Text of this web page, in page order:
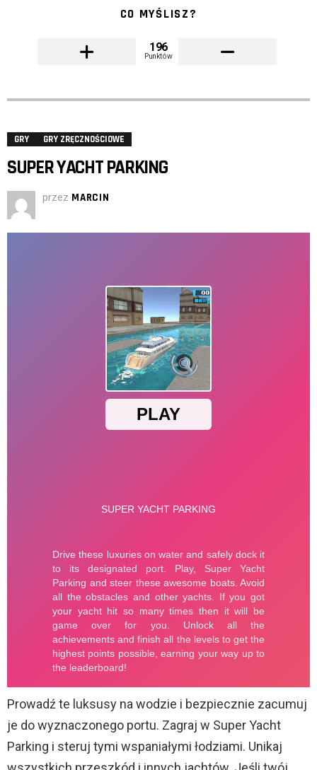
CO MYŚLISZ?
196
Punktów
GRY GRY ZRĘCZNOŚCIOWE
SUPER YACHT PARKING
przez MARCIN
Prowadź te luksusy na wodzie i bezpiecznie zacumuj
je do wyznaczonego portu. Zagraj w Super Yacht
Parking i steruj tymi wspaniałymi łodziami. Unikaj